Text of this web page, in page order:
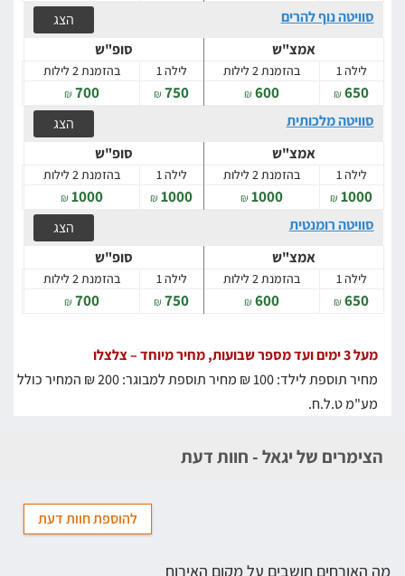
סוויטה נוף להרים
הצג
אמצ"ש
סופ"ש
לילה 1 בהזמנת 2 לילות לילה 1 בהזמנת 2 לילות
650
₪
600
₪
750
₪
700
₪
סוויטה מלכותית
הצג
אמצ"ש
סופ"ש
לילה 1 בהזמנת 2 לילות לילה 1 בהזמנת 2 לילות
1000
₪
1000
₪
1000
₪
1000
₪
סוויטה רומנטית
הצג
אמצ"ש
סופ"ש
לילה 1 בהזמנת 2 לילות לילה 1 בהזמנת 2 לילות
650
₪
600
₪
750
₪
700
₪
מעל 3 ימים ועד מספר שבועות, מחיר מיוחד – צלצלו
מחיר תוספת לילד: 100 ₪
מחיר תוספת למבוגר: 200 ₪
המחיר כולל
מע"מ ט.ל.ח.
הצימרים של יגאל - חוות דעת
להוספת חוות דעת
מה האורחים חושבים על מקום האירוח